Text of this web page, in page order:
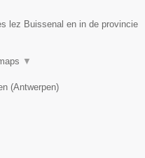
lez Buissenal en in de provincie
▼
(Antwerpen)